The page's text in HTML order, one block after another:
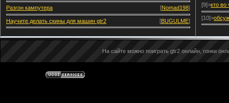
Разгон кампутера [Nomad198]
Научите делать скины для машин gtr2 [BUGULME]
[9]>кто во
[10]>
На сайте можно поиграть gtr2 онлайн, гонки